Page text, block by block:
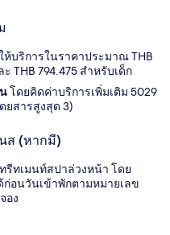
ห้บริการในราคาประมาณ THB
THB 794.475 สำหรับเด็ก
โดยคิดค่าบริการเพิ่มเติม 5029
ยสารสูงสุด 3)
ส (หากมี)
รีทเมนท์สปาล่วงหน้า โดย
อนวันเข้าพักตามหมายเลข
อง